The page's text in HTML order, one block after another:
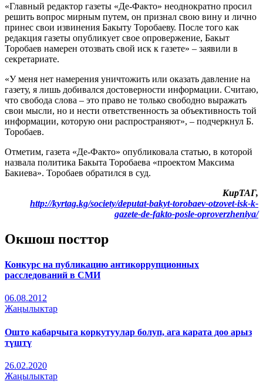
«Главный редактор газеты «Де-Факто» неоднократно просил
решить вопрос мирным путем, он признал свою вину и лично
принес свои извинения Бакыту Торобаеву. После того как
редакция газеты опубликует свое опровержение, Бакыт
Торобаев намерен отозвать свой иск к газете» – заявили в
секретариате.
«У меня нет намерения уничтожить или оказать давление на
газету, я лишь добивался достоверности информации. Считаю,
что свобода слова – это право не только свободно выражать
свои мысли, но и нести ответственность за объективность той
информации, которую они распространяют», – подчеркнул Б.
Торобаев.
Отметим, газета «Де-Факто» опубликовала статью, в которой
назвала политика Бакыта Торобаева «проектом Максима
Бакиева». Торобаев обратился в суд.
КирТАГ,
http://kyrtag.kg/society/deputat-bakyt-torobaev-otzovet-isk-k-
gazete-de-fakto-posle-oproverzheniya/
Окшош посттор
Конкурс на публикацию антикоррупционных
расследований в СМИ
06.08.2012
Жаңылыктар
Ошто кабарчыга коркутуулар болуп, ага карата доо арыз
түштү
26.02.2020
Жаңылыктар